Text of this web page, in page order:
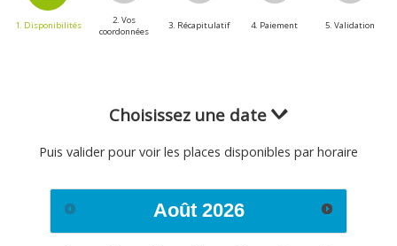
1. Disponibilités
2. Vos
coordonnées
3. Récapitulatif 4. Paiement 5. Validation
Choisissez une date
Puis valider pour voir les places disponibles par horaire
Août 2026